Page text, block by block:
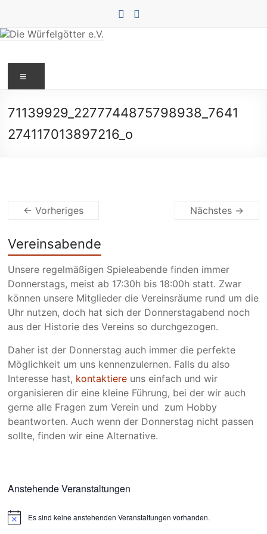
springen
Würfelgötter
e.V.
71139929_2277744875798938_7641
274117013897216_o
← Vorheriges Nächstes →
Vereinsabende
Unsere regelmäßigen Spieleabende finden immer
Donnerstags, meist ab 17:30h bis 18:00h statt. Zwar
können unsere Mitglieder die Vereinsräume rund um die
Uhr nutzen, doch hat sich der Donnerstagabend noch
aus der Historie des Vereins so durchgezogen.
Daher ist der Donnerstag auch immer die perfekte
Möglichkeit um uns kennenzulernen. Falls du also
Interesse hast, kontaktiere uns einfach und wir
organisieren dir eine kleine Führung, bei der wir auch
gerne alle Fragen zum Verein und zum Hobby
beantworten. Auch wenn der Donnerstag nicht passen
sollte, finden wir eine Alternative.
Anstehende Veranstaltungen
H
Es sind keine anstehenden Veranstaltungen vorhanden.